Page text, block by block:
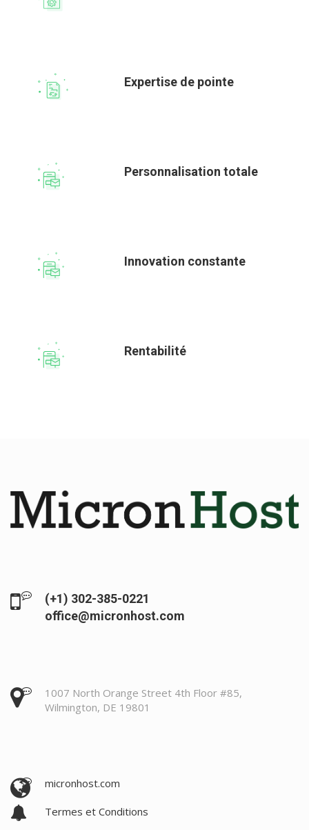
Expertise de pointe
Personnalisation totale
Innovation constante
Rentabilité
(+1) 302-385-0221
office@micronhost.com
1007 North Orange Street 4th Floor #85,
Wilmington, DE 19801
micronhost.com
Termes et Conditions